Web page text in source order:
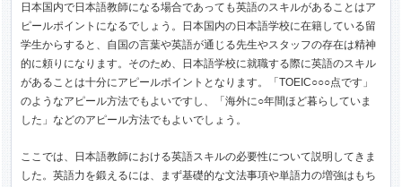
日本国内で日本語教師になる場合であっても英語のスキルがあることはア
ピールポイントになるでしょう。日本国内の日本語学校に在籍している留
学生からすると、自国の言葉や英語が通じる先生やスタッフの存在は精神
的に頼りになります。そのため、日本語学校に就職する際に英語のスキル
があることは十分にアピールポイントとなります。「TOEIC○○○点です」
のようなアピール方法でもよいですし、「海外に○年間ほど暮らしていま
した」などのアピール方法でもよいでしょう。
ここでは、日本語教師における英語スキルの必要性について説明してきま
した。英語力を鍛えるには、まず基礎的な文法事項や単語力の増強はもち